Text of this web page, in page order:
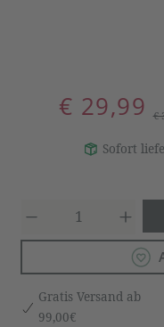
€ 29,99 €
Sofort
Gratis Versand ab
99,00€